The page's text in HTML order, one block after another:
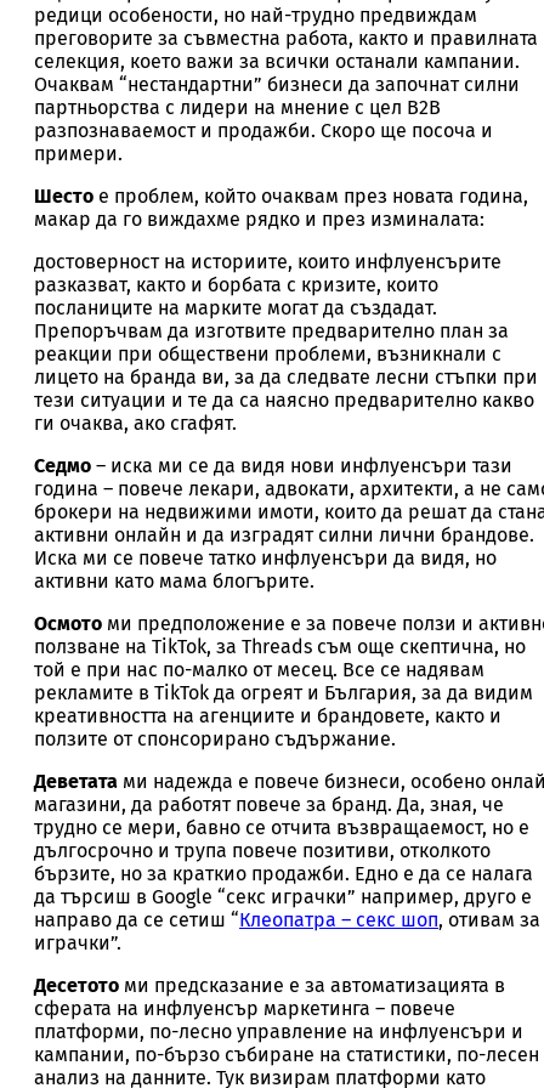
редици особености, но най-трудно предвиждам
преговорите за съвместна работа, както и правилната
селекция, което важи за всички останали кампании.
Очаквам “нестандартни” бизнеси да започнат силни
партньорства с лидери на мнение с цел B2B
разпознаваемост и продажби. Скоро ще посоча и
примери.
Шесто е проблем, който очаквам през новата година,
макар да го виждахме рядко и през изминалата:
достоверност на историите, които инфлуенсърите
разказват, както и борбата с кризите, които
посланиците на марките могат да създадат.
Препоръчвам да изготвите предварително план за
реакции при обществени проблеми, възникнали с
лицето на бранда ви, за да следвате лесни стъпки при
тези ситуации и те да са наясно предварително какво
ги очаква, ако сгафят.
Седмо – иска ми се да видя нови инфлуенсъри тази
година – повече лекари, адвокати, архитекти, а не
брокери на недвижими имоти, които да решат да
активни онлайн и да изградят силни лични брандове.
Иска ми се повече татко инфлуенсъри да видя, но
активни като мама блогърите.
Осмото ми предположение е за повече ползи и
ползване на TikTok, за Threads съм още скептична, но
той е при нас по-малко от месец. Все се надявам
рекламите в TikTok да огреят и България, за да видим
креативността на агенциите и брандовете, както и
ползите от спонсорирано съдържание.
Деветата ми надежда е повече бизнеси, особено
магазини, да работят повече за бранд. Да, зная, че
трудно се мери, бавно се отчита възвращаемост, но е
дългосрочно и трупа повече позитиви, отколкото
бързите, но за краткио продажби. Едно е да се налага
да търсиш в Google “секс играчки” например, друго е
направо да се сетиш “Клеопатра – секс шоп, отивам за
играчки”.
Десетото ми предсказание е за автоматизацията в
сферата на инфлуенсър маркетинга – повече
платформи, по-лесно управление на инфлуенсъри и
кампании, по-бързо събиране на статистики, по-лесен
анализ на данните. Тук визирам платформи като